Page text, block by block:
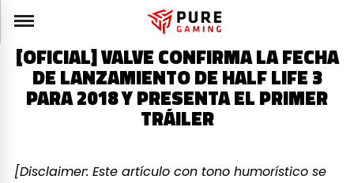
[OFICIAL] VALVE CONFIRMA LA FECHA
DE LANZAMIENTO DE HALF LIFE 3
PARA 2018 Y PRESENTA EL PRIMER
TRÁILER
[Disclaimer: Este artículo con tono humorístico se